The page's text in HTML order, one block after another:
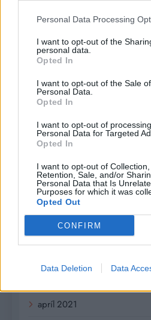
Personal Data Processing
I want to opt-out of the
personal data.
Opted In
I want to opt-out of the Sale
Personal Data.
Opted In
I want to opt-out of
Personal Data for Targeted
Opted In
I want to opt-out of Collection,
Retention, Sale, and/or
Personal Data that Is
Purposes for which it was
Opted Out
CONFIRM
Data Deletion Data
február 2022
január 2022
december 2021
november 2021
september 2021
august 2021
júl 2021
apríl 2021